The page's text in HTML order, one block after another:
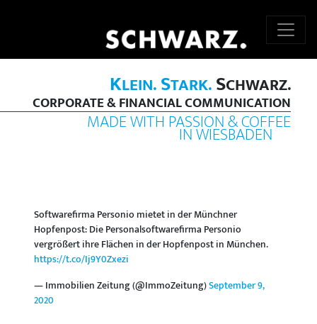
KLEIN.STARK.SCHWARZ.
CORPORATE & FINANCIAL COMMUNICATION
MADE WITH PASSION & COFFEE
IN WIESBADEN
Softwarefirma Personio mietet in der Münchner
Hopfenpost: Die Personalsoftwarefirma Personio
vergrößert ihre Flächen in der Hopfenpost in München.
https://t.co/Ij9Y0Zxezi
— Immobilien Zeitung (@ImmoZeitung)September 9,
2020